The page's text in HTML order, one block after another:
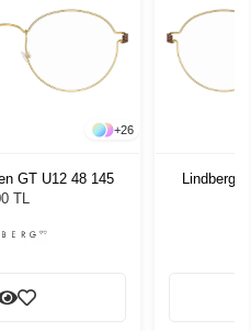
+26
GT U12 48 145
TL
Lindberg